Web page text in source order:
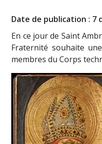
Date de publication : 7
En ce jour de Saint
Fraternité souhaite
membres du Corps